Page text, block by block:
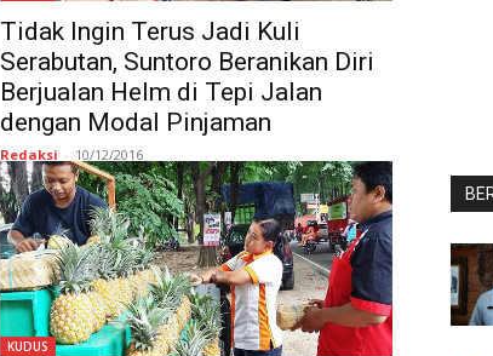
Tidak Ingin Terus Jadi Kuli
Serabutan, Suntoro Beranikan Diri
Berjualan Helm di Tepi Jalan
dengan Modal Pinjaman
Redaksi - 10/12/2016
KUDUS